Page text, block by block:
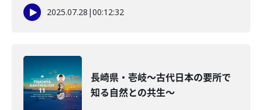
2025.07.28 |00:12:32
長崎県・壱岐～古代日本の要所で
知る自然との共生〜